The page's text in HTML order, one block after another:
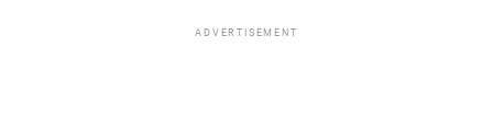
ADVERTISEMENT